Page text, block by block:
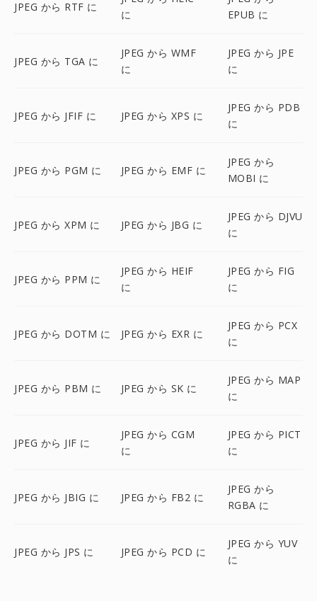
JPEG から RTF に
に
EPUB に
JPEG から TGA に
JPEG から WMF
に
JPEG から JPE
に
JPEG から JFIF に JPEG から XPS に
JPEG から PDB
に
JPEG から PGM に JPEG から EMF に
JPEG から
MOBI に
JPEG から XPM に JPEG から JBG に
JPEG から DJVU
に
JPEG から PPM に
JPEG から HEIF
に
JPEG から FIG
に
JPEG から DOTM に JPEG から EXR に
JPEG から PCX
に
JPEG から PBM に JPEG から SK に
JPEG から MAP
に
JPEG から JIF に
JPEG から CGM
に
JPEG から PICT
に
JPEG から JBIG に JPEG から FB2 に
JPEG から
RGBA に
JPEG から JPS に JPEG から PCD に
JPEG から YUV
に